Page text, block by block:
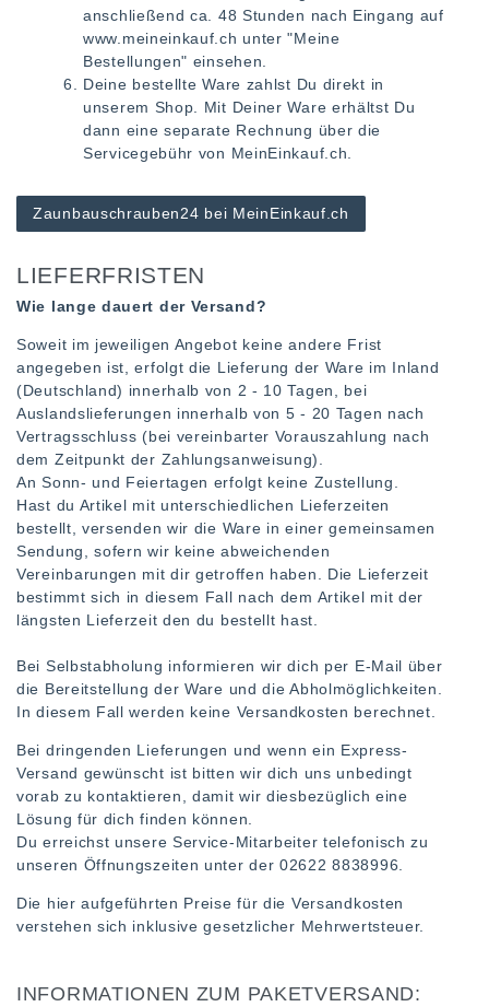
anschließend ca. 48 Stunden nach Eingang auf
www.meineinkauf.ch unter "Meine
Bestellungen" einsehen.
Deine bestellte Ware zahlst Du direkt in
unserem Shop. Mit Deiner Ware erhältst Du
dann eine separate Rechnung über die
Servicegebühr von MeinEinkauf.ch.
Zaunbauschrauben24 bei MeinEinkauf.ch
LIEFERFRISTEN
Wie lange dauert der Versand?
Soweit im jeweiligen Angebot keine andere Frist
angegeben ist, erfolgt die Lieferung der Ware im Inland
(Deutschland) innerhalb von 2 - 10 Tagen, bei
Auslandslieferungen innerhalb von 5 - 20 Tagen nach
Vertragsschluss (bei vereinbarter Vorauszahlung nach
dem Zeitpunkt der Zahlungsanweisung).
An Sonn- und Feiertagen erfolgt keine Zustellung.
Hast du Artikel mit unterschiedlichen Lieferzeiten
bestellt, versenden wir die Ware in einer gemeinsamen
Sendung, sofern wir keine abweichenden
Vereinbarungen mit dir getroffen haben. Die Lieferzeit
bestimmt sich in diesem Fall nach dem Artikel mit der
längsten Lieferzeit den du bestellt hast.
Bei Selbstabholung informieren wir dich per E-Mail über
die Bereitstellung der Ware und die Abholmöglichkeiten.
In diesem Fall werden keine Versandkosten berechnet.
Bei dringenden Lieferungen und wenn ein Express-
Versand gewünscht ist bitten wir dich uns unbedingt
vorab zu kontaktieren, damit wir diesbezüglich eine
Lösung für dich finden können.
Du erreichst unsere Service-Mitarbeiter telefonisch zu
unseren Öffnungszeiten unter der 02622 8838996.
Die hier aufgeführten Preise für die Versandkosten
verstehen sich inklusive gesetzlicher Mehrwertsteuer.
INFORMATIONEN ZUM PAKETVERSAND: